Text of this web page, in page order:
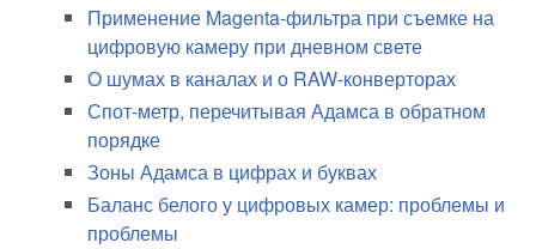
Применение Magenta-фильтра при съемке на
цифровую камеру при дневном свете
О шумах в каналах и о RAW-конверторах
Спот-метр, перечитывая Адамса в обратном
порядке
Зоны Адамса в цифрах и буквах
Баланс белого у цифровых камер: проблемы и
проблемы